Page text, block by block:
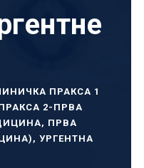
ПРАКСА 1
2-ПРВА
, ПРВА
, УРГЕНТНА